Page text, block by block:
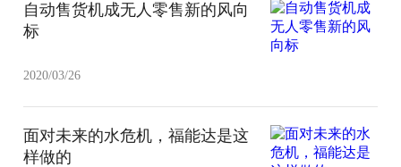
自动售货机成无人零售新的风向
标
2020/03/26
面对未来的水危机，福能达是这
样做的